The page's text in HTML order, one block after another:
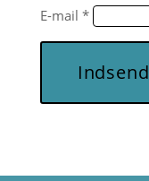
E-mail *
Indsend